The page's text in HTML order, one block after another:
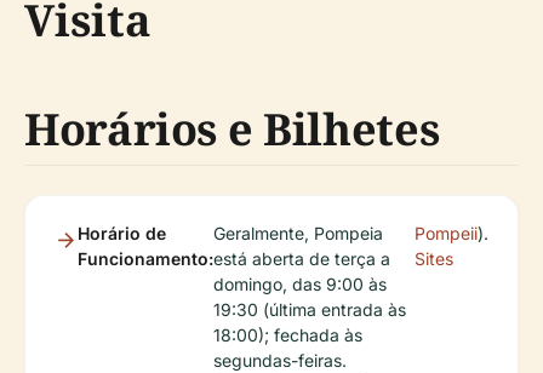
Visita
Horários e Bilhetes
Horário de
Funcionamento:
Geralmente, Pompeia
está aberta de terça a
domingo, das 9:00 às
19:30 (última entrada às
18:00); fechada às
segundas-feiras.
Pompeii
Sites
).